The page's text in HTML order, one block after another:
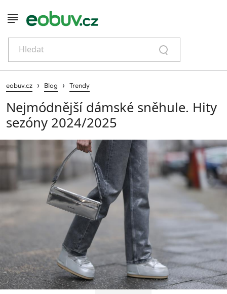
Hledat
eobuv.cz › Blog › Trendy
Nejmódnější dámské sněhule. Hity
sezóny 2024/2025
Trendy